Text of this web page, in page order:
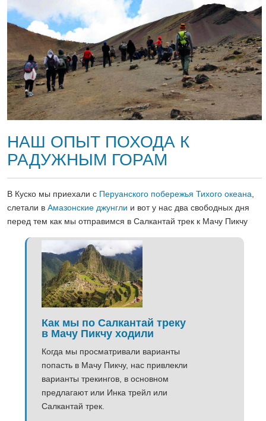
НАШ ОПЫТ ПОХОДА К
РАДУЖНЫМ ГОРАМ
В Куско мы приехали с Перуанского побережья Тихого океана
слетали в Амазонские джунгли и вот у нас два свободных дня
перед тем как мы отправимся в Салкантай трек к Мачу Пикчу
Как мы по Салкантай треку
в Мачу Пикчу ходили
Когда мы просматривали варианты
попасть в Мачу Пикчу, нас привлекли
варианты трекингов, в основном
предлагают или Инка трейл или
Салкантай трек.